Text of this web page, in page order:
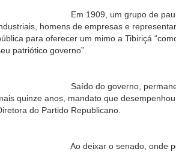
1909, um grupo de paulistas de
homens de empresas e
para oferecer um mimo a Tibiriçá
patriótico governo”.
do governo, permaneceu na
quinze anos, mandato que
do Partido Republicano.
deixar o senado, onde por tantos